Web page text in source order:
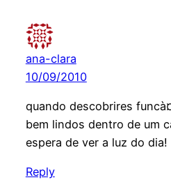
ana-clara
10/09/2010
quando descobrires
bem lindos dentro de um
espera de ver a luz do dia!
Reply